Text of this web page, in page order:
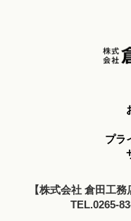
プラ
【株式会社 倉田工
TEL.0265-